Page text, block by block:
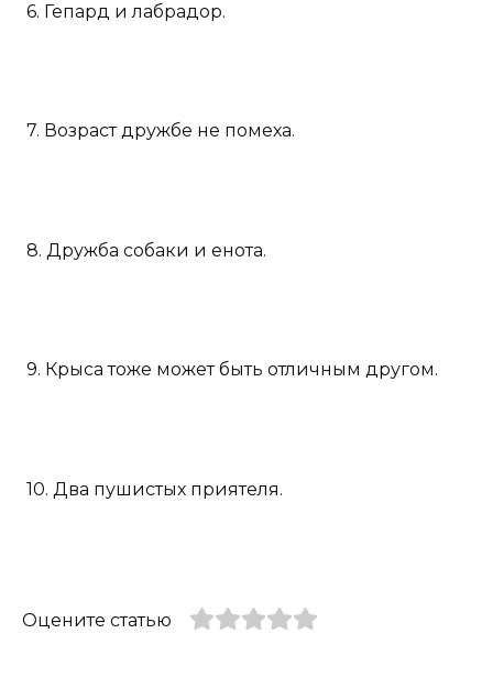
6. Гепард и лабрадор.
7. Возраст дружбе не помеха.
8. Дружба собаки и енота.
9. Крыса тоже может быть отличным другом.
10. Два пушистых приятеля.
Оцените статью